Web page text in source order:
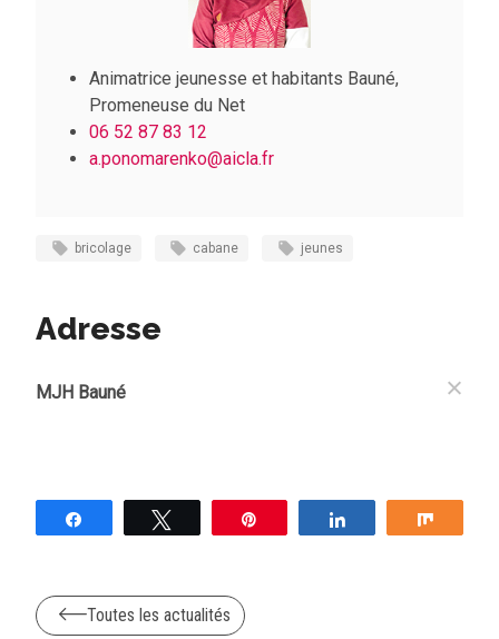
Animatrice jeunesse et habitants Bauné,
Promeneuse du Net
06 52 87 83 12
a.ponomarenko@aicla.fr
bricolage cabane jeunes
Adresse
MJH Bauné
Partagez
Toutes les actualités